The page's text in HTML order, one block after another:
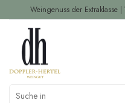
Weingenuss der Extraklasse